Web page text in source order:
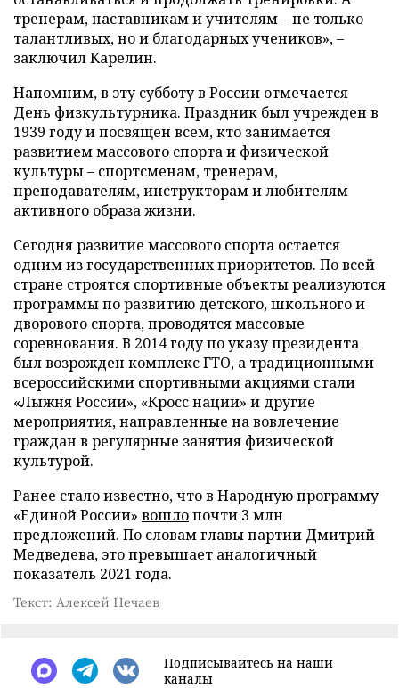
тренерам, наставникам и учителям – не только
талантливых, но и благодарных учеников», –
заключил Карелин.
Напомним, в эту субботу в России отмечается
День физкультурника. Праздник был учрежден в
1939 году и посвящен всем, кто занимается
развитием массового спорта и физической
культуры – спортсменам, тренерам,
преподавателям, инструкторам и любителям
активного образа жизни.
Сегодня развитие массового спорта остается
одним из государственных приоритетов. По всей
стране строятся спортивные объекты реализуются
программы по развитию детского, школьного и
дворового спорта, проводятся массовые
соревнования. В 2014 году по указу президента
был возрожден комплекс ГТО, а традиционными
всероссийскими спортивными акциями стали
«Лыжня России», «Кросс нации» и другие
мероприятия, направленные на вовлечение
граждан в регулярные занятия физической
культурой.
Ранее стало известно, что в Народную программу
«Единой России» вошлопочти 3 млн
предложений. По словам главы партии Дмитрий
Медведева, это превышает аналогичный
показатель 2021 года.
Текст: Алексей Нечаев
Подписывайтесь на наши
каналы